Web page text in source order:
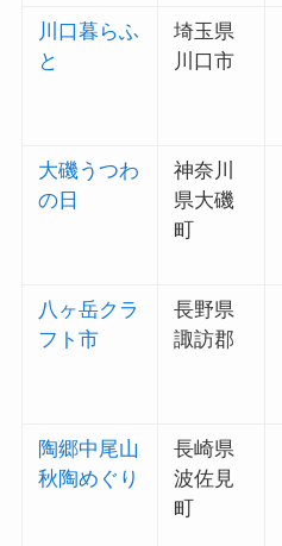
川口暮らふ
と
埼玉県
川口市
大磯うつわ
の日
神奈川
県大磯
町
八ヶ岳クラ
フト市
長野県
諏訪郡
陶郷中尾山
秋陶めぐり
長崎県
波佐見
町